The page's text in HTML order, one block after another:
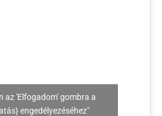
az 'Elfogadom' gombra a
engedélyezéséhez"